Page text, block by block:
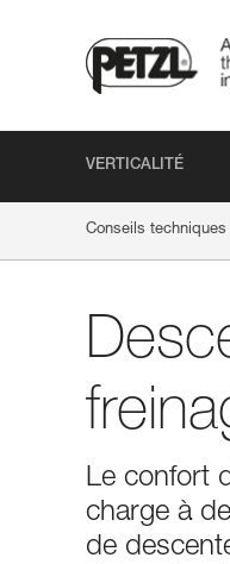
VERTICALITÉ
Conseils techniques
Le confort
charge à
de